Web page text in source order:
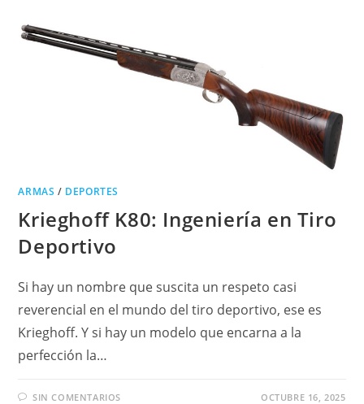
ARMAS / DEPORTES
Krieghoff K80: Ingeniería en Tiro
Deportivo
Si hay un nombre que suscita un respeto casi
reverencial en el mundo del tiro deportivo, ese es
Krieghoff. Y si hay un modelo que encarna a la
perfección la…
SIN COMENTARIOS OCTUBRE 16, 2025